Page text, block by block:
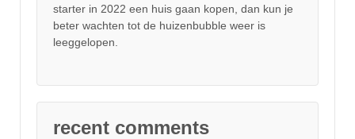
starter in 2022 een huis gaan kopen, dan kun je
beter wachten tot de huizenbubble weer is
leeggelopen.
recent comments